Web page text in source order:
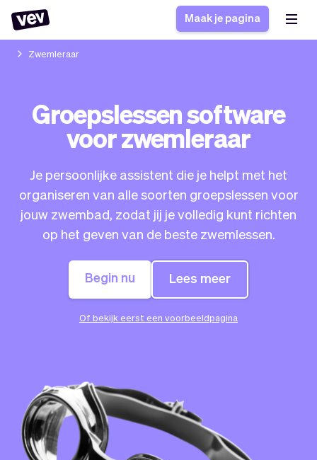
bedrijven
Bezorgsoftware
CRM voor MKB
Inschrijfformulier
Bestelsysteem
Software voor
groepslessen
Software voor
afspraken
Blog
Checkout
Nieuwste updates
Betalingen
Lessen
Marketing
Analytics
Stijl
Bedrijf
Belasting
Software
Vev
Automatische piloot
Communicatie
Bezorging
Maak je pagina
Zwemleraar
Groepslessen software
voor zwemleraar
Je persoonlijke assistent die je helpt met het
organiseren van alle soorten groepslessen voor
jouw zwembad, zodat jij je volledig kunt richten
op het geven van de beste zwemlessen.
Begin nu Lees meer
Of bekijk eerst een voorbeeldpagina